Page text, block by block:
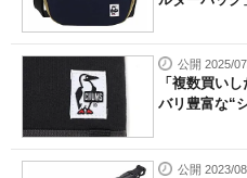
公開 2025/
「複数買い
バリ豊富な“
公開 2023/